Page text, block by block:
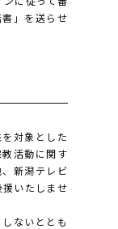
」を送らせ
対象とした
活動に関す
新潟テレビ
いたしませ
ないととも